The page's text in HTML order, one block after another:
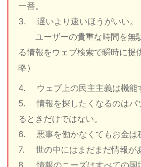
一番。
3. 遅いより速いほうがいい。
ユーザーの貴重な時間を無
る情報をウェブ検索で瞬時に提
略）
4. ウェブ上の民主主義は機能
5. 情報を探したくなるのはパ
るときだけではない。
6. 悪事を働かなくてもお金は
7. 世の中にはまだまだ情報が
8. 情報のニーズはすべての国